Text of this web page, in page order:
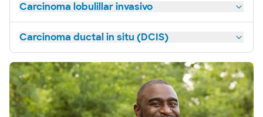
Carcinoma lobulillar invasivo
Carcinoma ductal in situ (DCIS)